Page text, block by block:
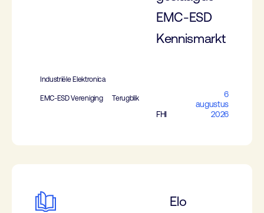
EMC-ESD
Kennismarkt
Industriële Elektronica
EMC-ESD Vereniging Terugblik
FHI
6
augustus
2026
Elo